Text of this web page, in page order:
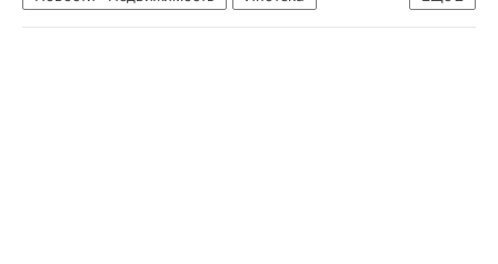
Великий Новогород
Россия